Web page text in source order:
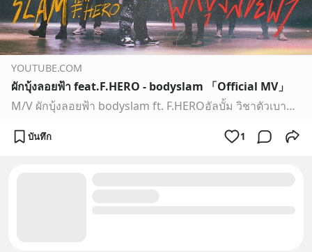
YOUTUBE.COM
ผักบุ้งลอยฟ้า feat.F.HERO - bodyslam 「Official MV」
M/V ผักบุ้งลอยฟ้า bodyslam ft. F.HEROอัลบั้ม วิชาตัวเบาgenie records, Mango Team https://www.facebook.com/bodyslamband | Instagram @bodyslambandผักบุ้งลอยฟ้า...
บันทึก 1